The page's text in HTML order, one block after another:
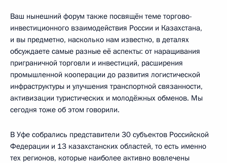
Ваш нынешний форум также посвящён теме торгово-
инвестиционного взаимодействия России и Казахстана,
и вы предметно, насколько нам известно, в деталях
обсуждаете самые разные её аспекты: от наращивания
приграничной торговли и инвестиций, расширения
промышленной кооперации до развития логистической
инфраструктуры и улучшения транспортной связанности,
активизации туристических и молодёжных обменов. Мы
сегодня тоже об этом говорили.
В Уфе собрались представители 30 субъектов Российской
Федерации и 13 казахстанских областей, то есть именно
тех регионов, которые наиболее активно вовлечены